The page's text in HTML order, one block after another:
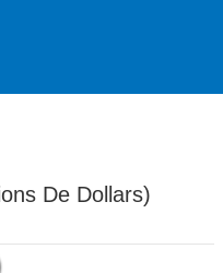
De Dollars)